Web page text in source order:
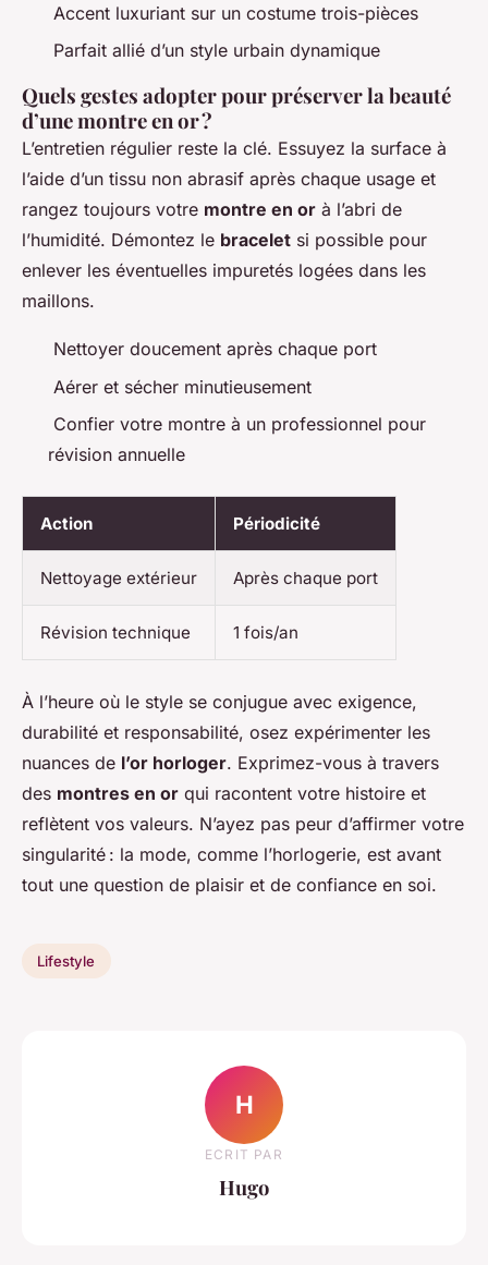
Accent luxuriant sur un costume trois-pièces
Parfait allié d’un style urbain dynamique
Quels gestes adopter pour préserver la beauté
d’une montre en or ?
L’entretien régulier reste la clé. Essuyez la surface à
l’aide d’un tissu non abrasif après chaque usage et
rangez toujours votre montre en or à l’abri de
l’humidité. Démontez le bracelet si possible pour
enlever les éventuelles impuretés logées dans les
maillons.
Nettoyer doucement après chaque port
Aérer et sécher minutieusement
Confier votre montre à un professionnel pour
révision annuelle
Action Périodicité
Nettoyage extérieur Après chaque port
Révision technique 1 fois/an
À l’heure où le style se conjugue avec exigence,
durabilité et responsabilité, osez expérimenter les
nuances de l’or horloger. Exprimez-vous à travers
des montres en or qui racontent votre histoire et
reflètent vos valeurs. N’ayez pas peur d’affirmer votre
singularité : la mode, comme l’horlogerie, est avant
tout une question de plaisir et de confiance en soi.
Lifestyle
H
ECRIT PAR
Hugo